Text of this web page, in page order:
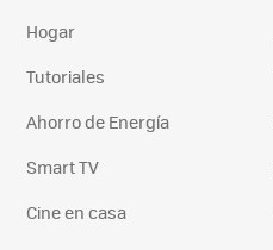
Hogar
Tutoriales
Ahorro de Energía
Smart TV
Cine en casa